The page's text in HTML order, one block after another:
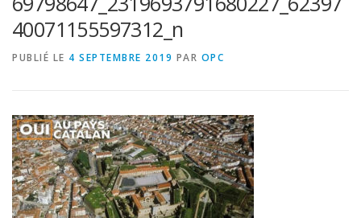
40071155597312_n
PUBLIÉ LE 4 SEPTEMBRE 2019 PAR OPC